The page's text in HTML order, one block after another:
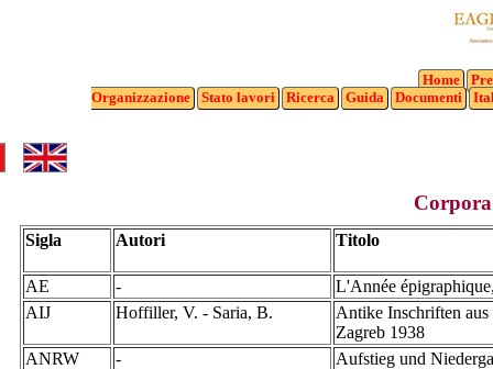
Home
Organizzazione
Stato lavori Ricerca Guida Documenti
Sigla Autori Titolo
AE -
L'Année
AIJ
Hoffiller, V. - Saria, B.
Antike Inschriften
Zagreb 1938
ANRW
-
Aufstieg und